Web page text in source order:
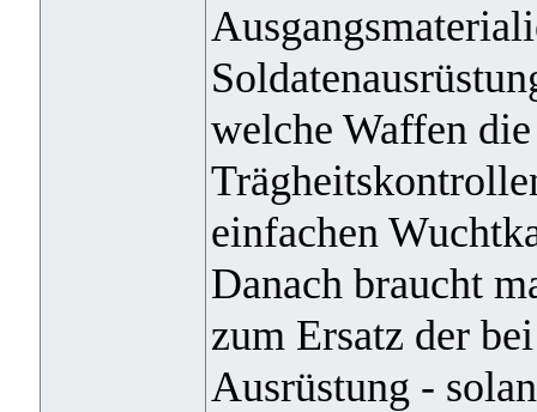
welche Waffen
einfachen
Danach braucht
zum Ersatz der
Ausrüstung -